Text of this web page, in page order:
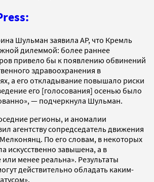
Шульман заявила AP, что Кремль
дилеммой: более раннее
привело бы к появлению обвинений
здравоохранения в
а его откладывание повышало риски
его [голосования] осенью было
— подчеркнула Шульман.
регионы, и аномалии
агентству сопредседатель движения
По его словам, в некоторых
искусственно завышена, а в
менее реальна». Результаты
действительно обладать каким-